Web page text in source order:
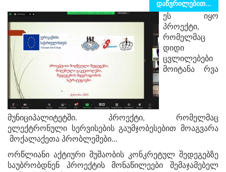
დაწვრილებით...
ეს იყო
პროექტი,
რომელმაც
დიდი
ცვლილებები
მოიტანა რვა
მუნიციპალიტეტში. პროექტი, რომელმაც
ელექტრონული სერვისების გაუმჯობესებით მოაგვარა
მოქალაქეთა პრობლემები...
ორწლიანი აქტიური მუშაობის კონკრეტულ შედეგებზე
საუბრობდნენ პროექტის მონაწილეები შემაჯამებელ